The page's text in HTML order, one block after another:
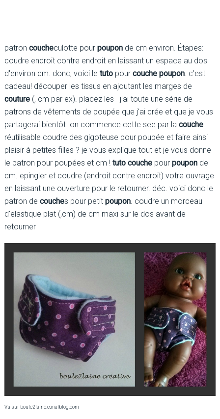
patron coucheculotte pour pouponde cm environ. Étapes:
coudre endroit contre endroit en laissant un espace au dos
d'environ cm. donc, voici le tutopour couche poupon. c'est
cadeau! découper les tissus en ajoutant les marges de
couture(, cm par ex). placez les j'ai toute une série de
patrons de vêtements de poupée que j'ai crée et que je vous
partagerai bientôt. on commence cette see par la couche
réutilisable coudre des gigoteuse pour poupée et faire ainsi
plaisir à petites filles ? je vous explique tout et je vous donne
le patron pour poupées et cm ! tuto couchepour pouponde
cm. epingler et coudre (endroit contre endroit) votre ouvrage
en laissant une ouverture pour le retourner. déc. voici donc le
patron de couches pour petit poupon. coudre un morceau
d'elastique plat (,cm) de cm maxi sur le dos avant de
retourner
Vu sur boule2laine.canalblog.com